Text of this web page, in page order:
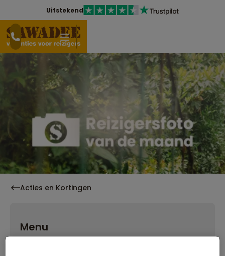
Uitstekend
Acties en Kortingen
Menu